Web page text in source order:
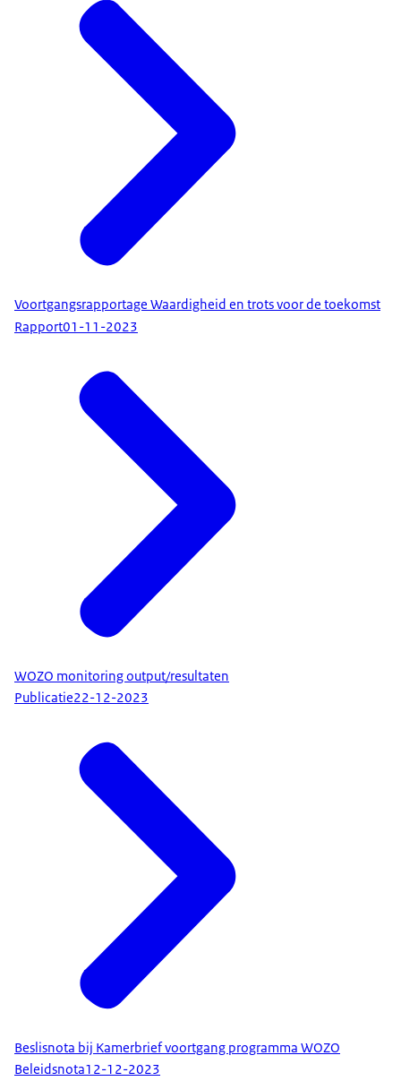
Voortgangsrapportage Waardigheid en trots voor de toekomst
Rapport01-11-2023
WOZO monitoring output/resultaten
Publicatie22-12-2023
Beslisnota bij Kamerbrief voortgang programma WOZO
Beleidsnota12-12-2023